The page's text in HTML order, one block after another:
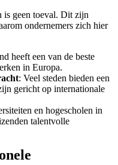
is geen toeval. Dit zijn
ondernemers zich hier
heeft een van de beste
in Europa.
: Veel steden bieden een
gericht op internationale
en hogescholen in
talentvolle